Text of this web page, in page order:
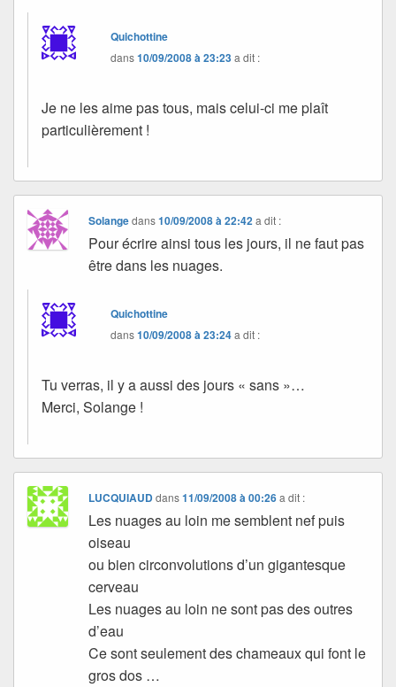
Quichottine
dans10/09/2008 à 23:23a dit :
Je ne les aime pas tous, mais celui-ci me plaît
particulièrement !
Solangedans10/09/2008 à 22:42 a dit :
Pour écrire ainsi tous les jours, il ne faut pas
être dans les nuages.
Quichottine
dans10/09/2008 à 23:24a dit :
Tu verras, il y a aussi des jours « sans »…
Merci, Solange !
LUCQUIAUDdans11/09/2008 à 00:26 a dit :
Les nuages au loin me semblent nef puis
oiseau
ou bien circonvolutions d’un gigantesque
cerveau
Les nuages au loin ne sont pas des outres
d’eau
Ce sont seulement des chameaux qui font le
gros dos …